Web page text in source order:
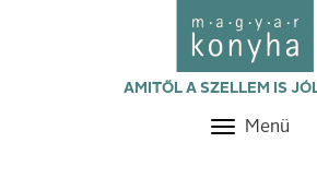
AMITŐL A SZELLEM IS
Toggle
Menü